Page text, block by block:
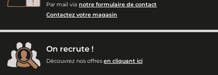
Par mail via notre formulaire de contact
Contactez votre magasin
On recrute !
Découvrez nos offres en cliquant ici